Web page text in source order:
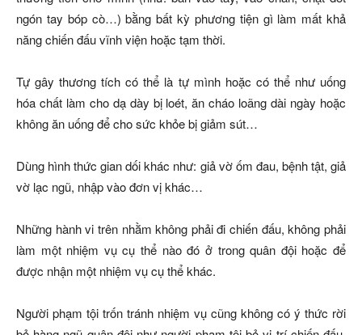
ngón tay bóp cò…) bằng bất kỳ phương tiện gì làm mất khả
năng chiến đấu vĩnh viện hoặc tạm thời.
Tự gây thương tích có thể là tự mình hoặc có thể như uống
hóa chất làm cho dạ dày bị loét, ăn cháo loãng dài ngày hoặc
không ăn uống để cho sức khỏe bị giảm sút…
Dùng hình thức gian dối khác như: giả vờ ốm đau, bệnh tật, giả
vờ lạc ngũ, nhập vào đơn vị khác…
Những hành vi trên nhằm không phải đi chiến đấu, không phải
làm một nhiệm vụ cụ thể nào đó ở trong quân đội hoặc để
được nhận một nhiệm vụ cụ thể khác.
Người phạm tội trốn tránh nhiệm vụ cũng không có ý thức rời